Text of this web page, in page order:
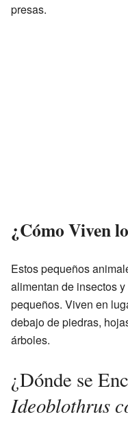
presas.
¿Cómo Viven
Estos pequeños
alimentan de insectos
pequeños. Viven en
debajo de piedras,
árboles.
¿Dónde se
Ideoblothrus